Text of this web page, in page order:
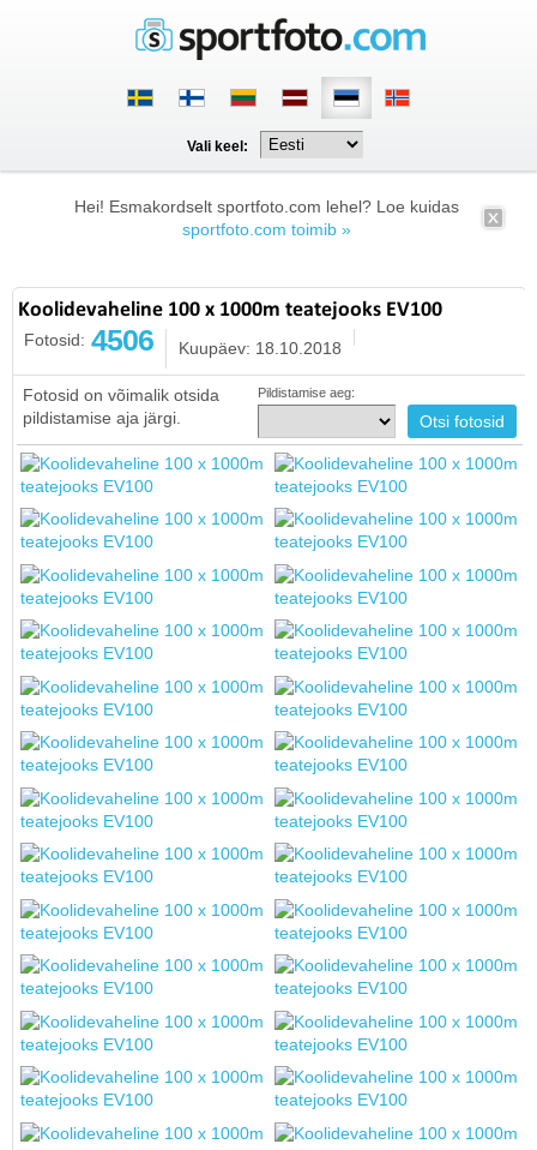
Vali keel:
Hei! Esmakordselt sportfoto.com lehel? Loe kuidas
sportfoto.com toimib »
Koolidevaheline 100 x 1000m teatejooks EV100
Fotosid: 4506 Kuupäev: 18.10.2018
Fotosid on võimalik otsida
pildistamise aja järgi.
Pildistamise aeg: